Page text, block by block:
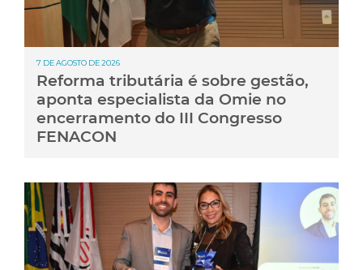
7 DE AGOSTO DE 2026
Reforma tributária é sobre gestão,
aponta especialista da Omie no
encerramento do III Congresso
FENACON